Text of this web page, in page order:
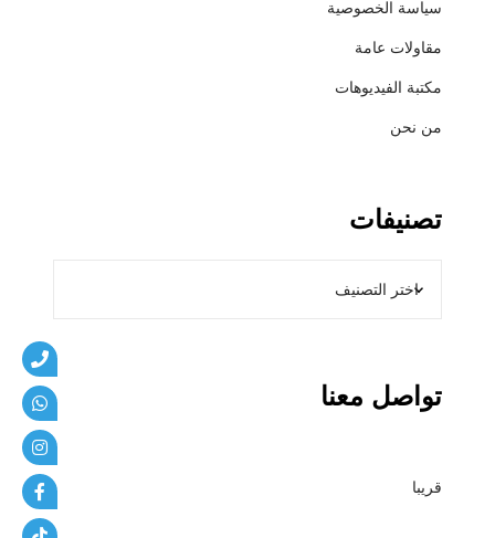
سياسة الخصوصية
مقاولات عامة
مكتبة الفيديوهات
من نحن
تصنيفات
تواصل معنا
قريبا